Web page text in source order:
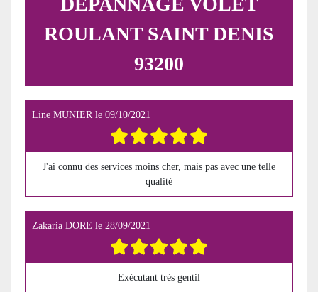
ROULANT SAINT DENIS
93200
Line MUNIER le 09/10/2021
J'ai connu des services moins cher, mais pas avec une telle
qualité
Zakaria DORE le 28/09/2021
Exécutant très gentil